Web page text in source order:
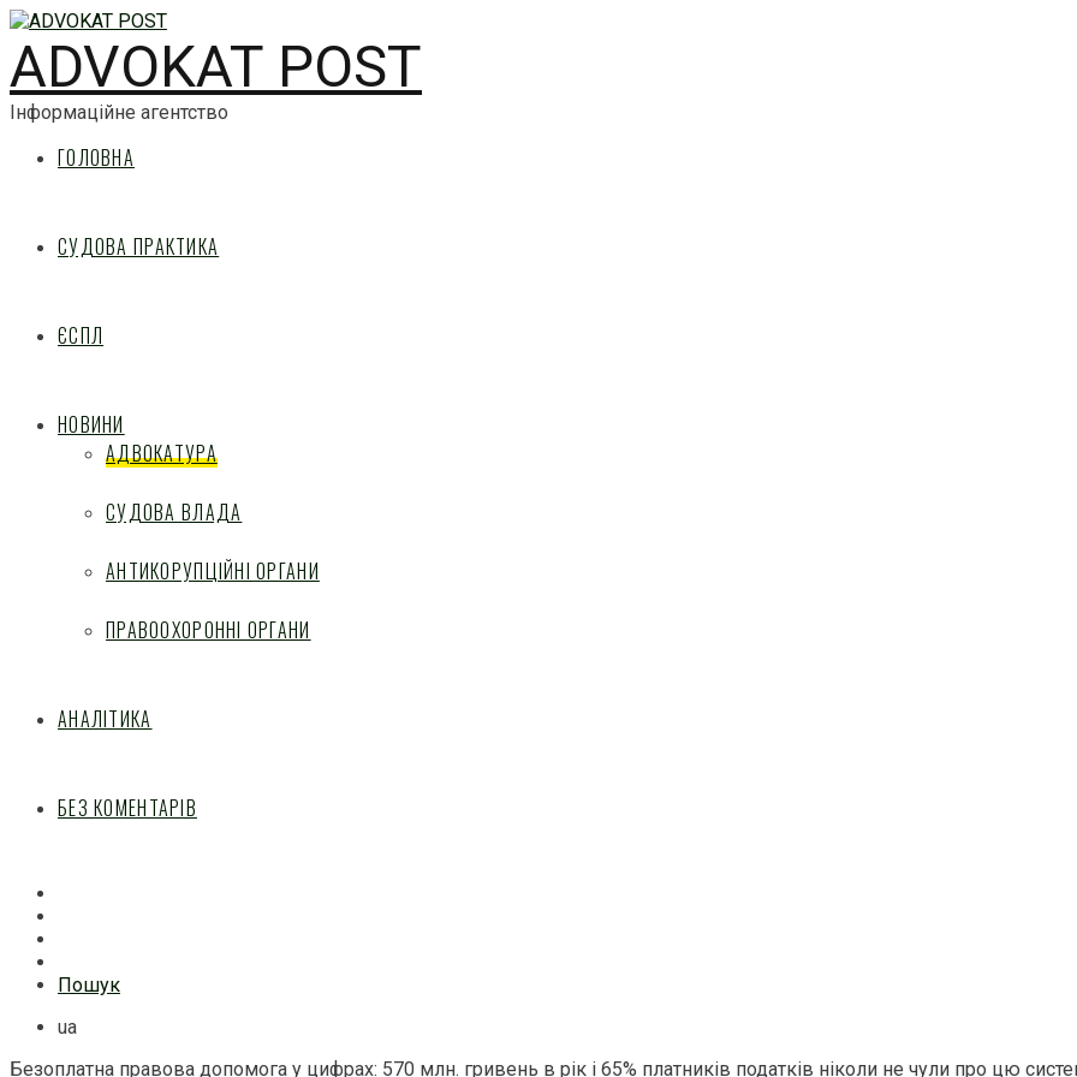
ADVOKAT POST
Інформаційне агентство
ГОЛОВНА
СУДОВА ПРАКТИКА
ЄСПЛ
НОВИНИ
АДВОКАТУРА
СУДОВА ВЛАДА
АНТИКОРУПЦІЙНІ ОРГАНИ
ПРАВООХОРОННІ ОРГАНИ
АНАЛІТИКА
БЕЗ КОМЕНТАРІВ
Пошук
ua
Безоплатна правова допомога у цифрах: 570 млн. гривень в рік і 65% платників податків ніколи не чули про цю